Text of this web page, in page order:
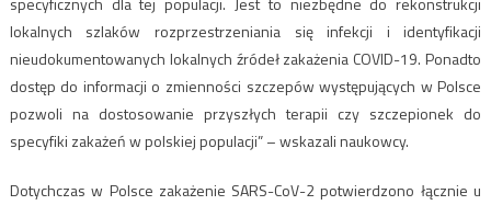
lokalnych szlaków rozprzestrzeniania się infekcji i identyfikacji
nieudokumentowanych lokalnych źródeł zakażenia COVID-19. Ponadto
dostęp do informacji o zmienności szczepów występujących w Polsce
pozwoli na dostosowanie przyszłych terapii czy szczepionek do
specyfiki zakażeń w polskiej populacji” – wskazali naukowcy.
Dotychczas w Polsce zakażenie SARS-CoV-2 potwierdzono łącznie u